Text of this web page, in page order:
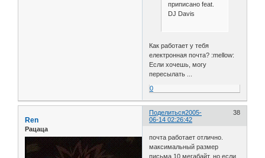
приписано feat.
DJ Davis
Как работает у тебя
електронная почта? :mellow:
Если хочешь, могу
пересылать ...
0
Поделиться 38
2005-
06-14 02:26:42
Ren
Рацаца
почта работает отлично.
максимальный размер
письма 10 мегабайт, но если